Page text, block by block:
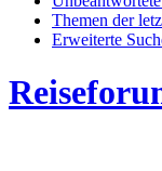
Themen der
Erweiterte